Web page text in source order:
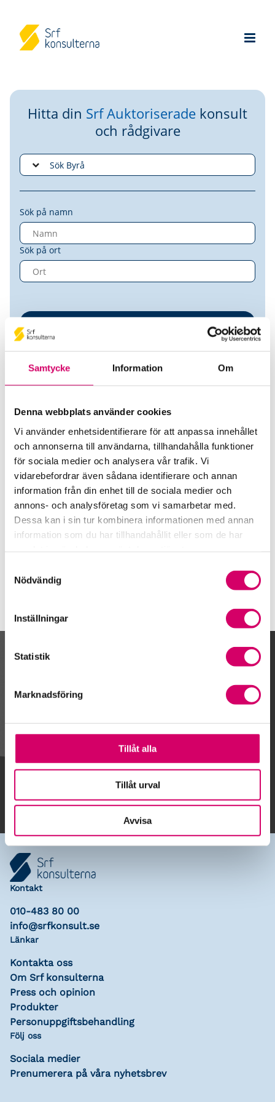
Samtycke Information Om
Denna webbplats använder cookies
Vi använder enhetsidentifierare för att anpassa innehållet
och annonserna till användarna, tillhandahålla funktioner
för sociala medier och analysera vår trafik. Vi
vidarebefordrar även sådana identifierare och annan
information från din enhet till de sociala medier och
annons- och analysföretag som vi samarbetar med.
Dessa kan i sin tur kombinera informationen med annan
information som du har tillhandahållit eller som de har
Nödvändig
Inställningar
Statistik
Marknadsföring
Tillåt alla
Tillåt urval
Avvisa
Hitta din Srf Auktoriserade konsult
och rådgivare
Sök på namn
Sök på ort
SWIBAY Redovisning AB
Srf Auktoriserade konsulter
Irina Batrakov
Auktoriserad Redovisningskonsult
Skicka e-post
070-782 82 59
Stockholm
Kalendarium
Gå till kalendariet
Lägg till i kalender
Kontakt
010-483 80 00
info@srfkonsult.se
Länkar
Kontakta oss
Om Srf konsulterna
Press och opinion
Produkter
Personuppgiftsbehandling
Följ oss
Sociala medier
Prenumerera på våra nyhetsbrev